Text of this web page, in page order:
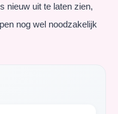
nieuw uit te laten zien,
nog wel noodzakelijk